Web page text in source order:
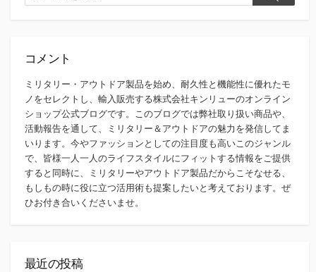
索
検
コメント
ミリタリー・アウトドア製品を始め、耐久性と機能性に優れたモ
ノをセレクトし、輸入販売する株式会社キンリューのオンライン
ショップ公式ブログです。このブログでは弊社取り扱い商品や、
活動報告を通して、ミリタリー＆アウトドアの魅力を発信してま
いります。今やファッションとしての注目度も高いこのジャンル
で、皆様一人一人のライフスタイルにフィットする情報をご提供
すると同時に、ミリタリーやアウトドア製品だからこそなせる、
もしもの時に役に立つ活用術も提案したいと考えております。ぜ
ひお付き合いくださいませ。
最近の投稿